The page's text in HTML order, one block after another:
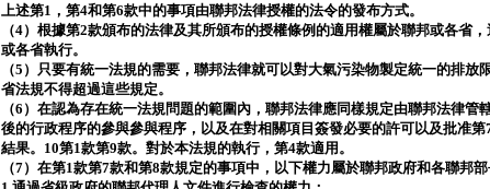
上述第1，第4和第6款中的事項由聯邦法律授權的法令的發布方式。
（4）根據第2款頒布的法律及其所頒布的授權條例的適用權屬於聯邦或各省
或各省執行。
（5）只要有統一法規的需要，聯邦法律就可以對大氣污染物製定統一的排
省法規不得超過這些規定。
（6）在認為存在統一法規問題的範圍內，聯邦法律應同樣規定由聯邦法律管
後的行政程序的參與參與程序，以及在對相關項目簽發必要的許可以及批准
結果。10第1款第9款。對於本法規的執行，第4款適用。
（7）在第1款第7款和第8款規定的事項中，以下權力屬於聯邦政府和各聯邦